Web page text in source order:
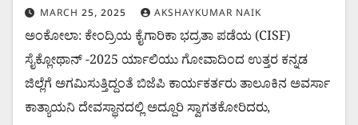
MARCH 25, 2025 AKSHAYKUMAR NAIK
ಅಂಕೋಲಾ: ಕೇಂದ್ರಿಯ ಕೈಗಾರಿಕಾ ಭದ್ರತಾ ಪಡೆಯ (CISF)
ಸೈಕ್ಲೋಥಾನ್ -2025 ರ್ಯಾಲಿಯು ಗೋವಾದಿಂದ ಉತ್ತರ ಕನ್ನಡ
ಜಿಲ್ಲೆಗೆ ಅಗಮಿಸುತ್ತಿದ್ದಂತೆ ಬಿಜೆಪಿ ಕಾರ್ಯಕರ್ತರು ತಾಲೂಕಿನ ಅವರ್ಸಾ
ಕಾತ್ಯಾಯನಿ ದೇವಸ್ಥಾನದಲ್ಲಿ ಅದ್ದೂರಿ ಸ್ವಾಗತಕೋರಿದರು,